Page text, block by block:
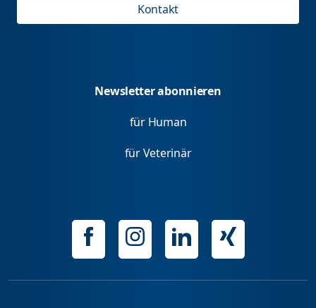
Kontakt
Newsletter abonnieren
für Human
für Veterinär